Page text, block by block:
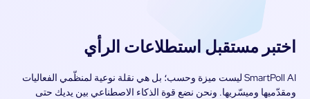
مستقبل استطلاعات الرأي
SmartPoll AI ليست ميزة وحسب؛ بل هي نقلة نوعية لمنظّمي الفعاليات
وميسّريها. ونحن نضع قوة الذكاء الاصطناعي بين يديك حتى